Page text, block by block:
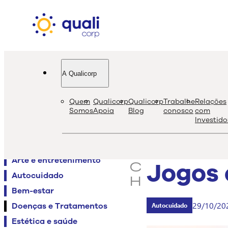
A Qualicorp
Quem
Somos
Qualicorp
Apoia
Qualicorp
Blog
Trabalhe
conosco
Relações
com
s
a
c
h
Arte e entretenimento
Autocuidado
Bem-estar
Doenças e Tratamentos
Estética e saúde
quali
Jogos
Autocuidado 29/10/